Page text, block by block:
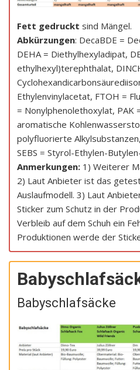
Fett gedruckt sind Mängel.
Abkürzungen: DecaBDE =
DEHA = Diethylhexyladipat,
ethylhexyl)terephthalat,
Ethylenvinylacetat, FTOH =
= Nonylphenolethoxylat, PAK
aromatische
polyfluorierte
SEBS = Styrol-Ethylen-
Anmerkungen: 1) Weiterer
2) Laut Anbieter ist das
Auslaufmodell. 3) Laut
Sticker zum Schutz in der
Verbleib auf dem Schuh ein
Produktionen werde der
Babyschlafsäcke